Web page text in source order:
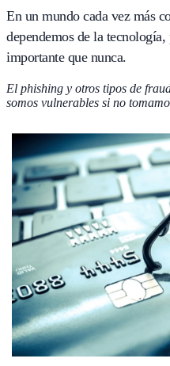
En un mundo cada vez más
dependemos de la tecnología,
importante que nunca.
El phishing y otros tipos de
somos vulnerables si no